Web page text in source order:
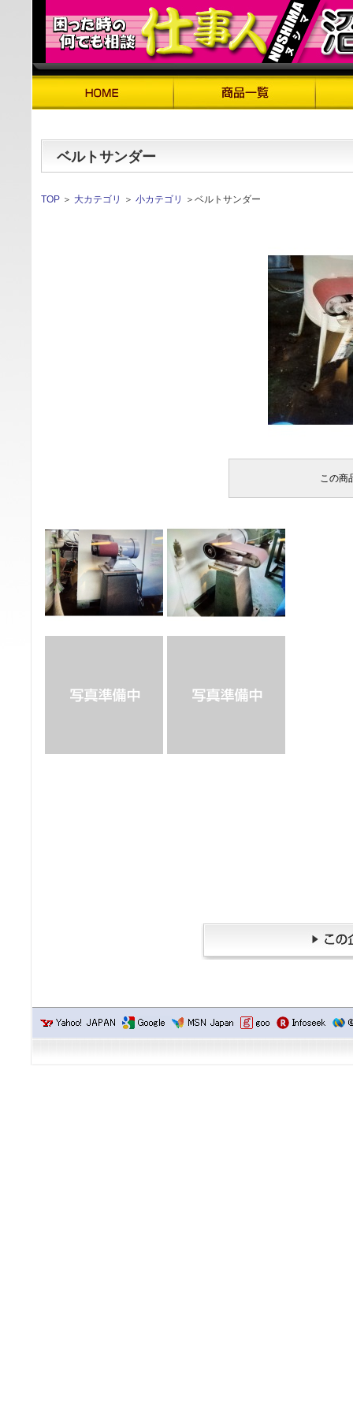
ベルトサンダー
TOP ＞ 大カテゴリ ＞ 小カテゴリ ＞ベルトサンダー